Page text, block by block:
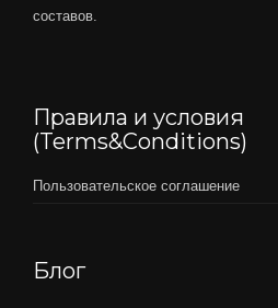
составов.
Правила и условия
(Terms&Conditions)
Пользовательское соглашение
Блог